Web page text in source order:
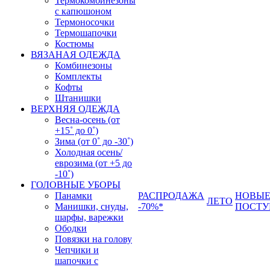
с капюшоном
Термоносочки
Термошапочки
Костюмы
ВЯЗАНАЯ ОДЕЖДА
Комбинезоны
Комплекты
Кофты
Штанишки
ВЕРХНЯЯ ОДЕЖДА
Весна-осень (от
+15˚ до 0˚)
Зима (от 0˚ до -30˚)
Холодная осень/
еврозима (от +5 до
-10˚)
ГОЛОВНЫЕ УБОРЫ
Панамки
Манишки, снуды,
шарфы, варежки
Ободки
Повязки на голову
Чепчики и
шапочки с
РАСПРОДАЖА
-70%*
ЛЕТО
НОВЫЕ